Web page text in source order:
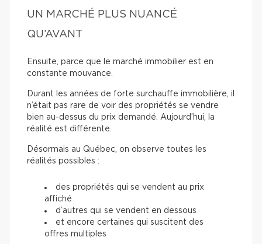
UN MARCHÉ PLUS NUANCÉ
QU’AVANT
Ensuite, parce que le marché immobilier est en
constante mouvance.
Durant les années de forte surchauffe immobilière, il
n’était pas rare de voir des propriétés se vendre
bien au-dessus du prix demandé. Aujourd’hui, la
réalité est différente.
Désormais au Québec, on observe toutes les
réalités possibles :
des propriétés qui se vendent au prix
affiché
d’autres qui se vendent en dessous
et encore certaines qui suscitent des
offres multiples